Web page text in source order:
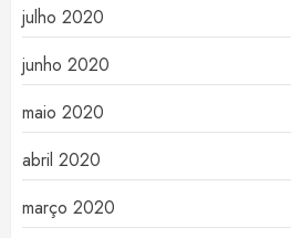
julho 2020
junho 2020
maio 2020
abril 2020
março 2020